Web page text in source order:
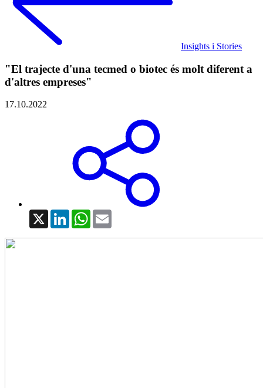
Insights i Stories
"El trajecte d'una tecmed o biotec és molt diferent a
d'altres empreses"
17.10.2022
X LinkedInWhatsApp